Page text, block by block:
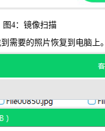
图4：镜像扫描
需要的照片恢复到电脑上。